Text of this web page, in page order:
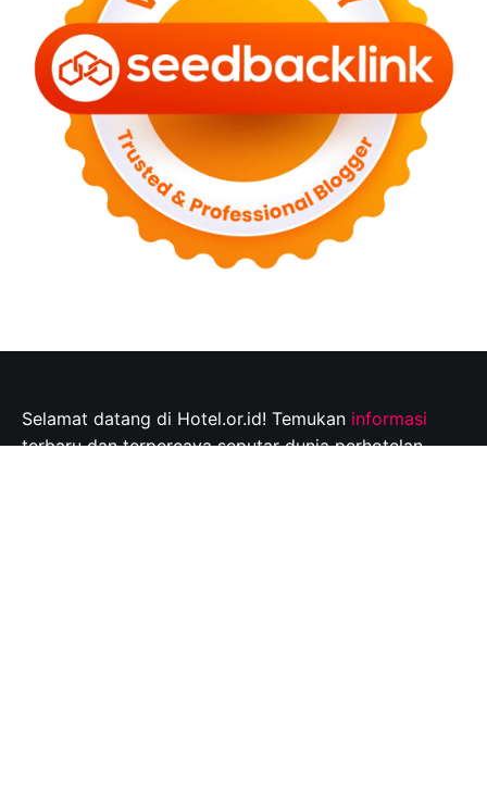
Selamat datang di Hotel.or.id! Temukan informasi
terbaru dan terpercaya seputar dunia perhotelan,